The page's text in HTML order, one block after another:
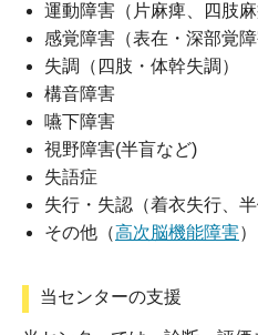
運動障害（片麻痺、四肢麻
感覚障害（表在・深部覚障
失調（四肢・体幹失調）
構音障害
嚥下障害
視野障害(半盲など)
失語症
失行・失認（着衣失行、半
その他（高次脳機能障害）
当センターの支援